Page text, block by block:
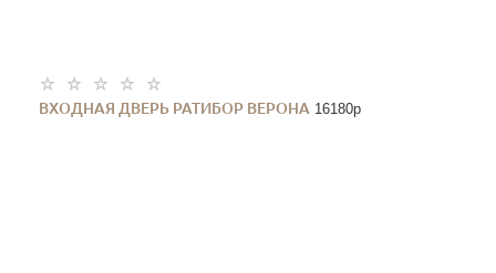
ВХОДНАЯ ДВЕРЬ РАТИБОР ВЕРОНА 16180p